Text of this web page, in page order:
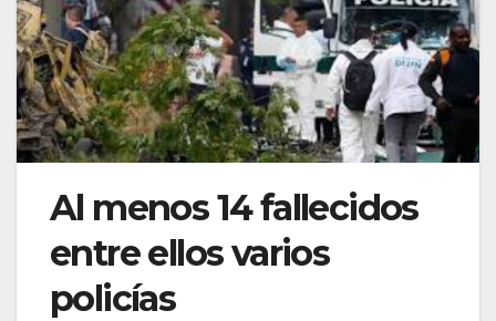
Al menos 14 fallecidos
entre ellos varios
policías